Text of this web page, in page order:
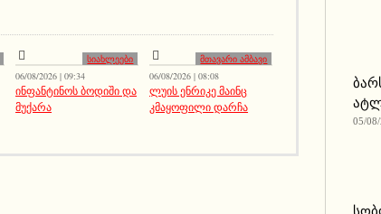
სიახლეები
06/08/2026 | 09:34
ინფანტინოს ბოდიში და
მუქარა
მთავარი ამბავი
06/08/2026 | 08:08
ლუის ენრიკე მაინც
კმაყოფილი დარჩა
05/